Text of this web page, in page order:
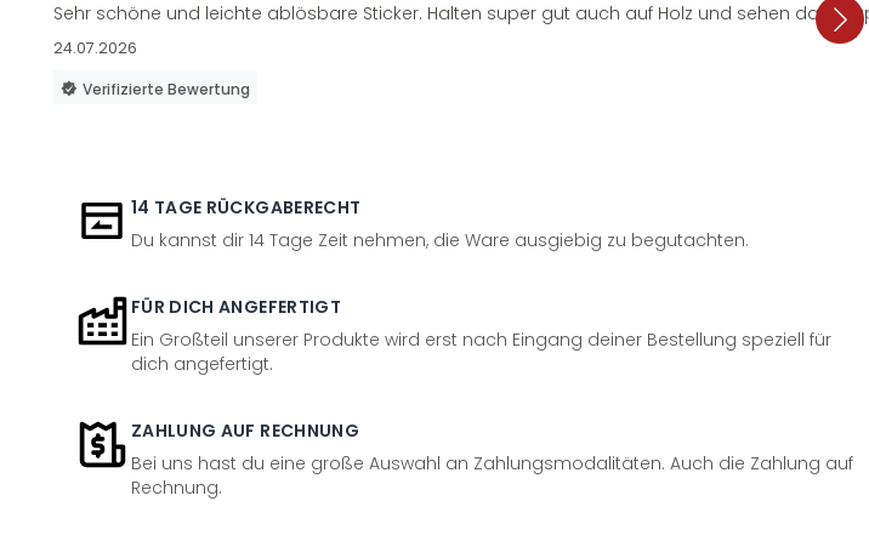
Sehr schöne und leichte ablösbare Sticker. Halten super gut auch auf Holz und sehen dazu
24.07.2026
Verifizierte Bewertung
14 TAGE RÜCKGABERECHT
Du kannst dir 14 Tage Zeit nehmen, die Ware ausgiebig zu begutachten.
FÜR DICH ANGEFERTIGT
Ein Großteil unserer Produkte wird erst nach Eingang deiner Bestellung speziell für
dich angefertigt.
ZAHLUNG AUF RECHNUNG
Bei uns hast du eine große Auswahl an Zahlungsmodalitäten. Auch die Zahlung auf
Rechnung.